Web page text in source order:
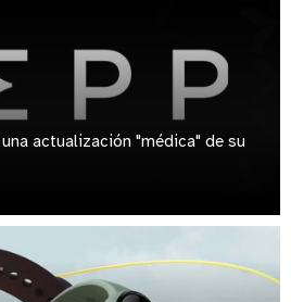
actualización "médica" de su